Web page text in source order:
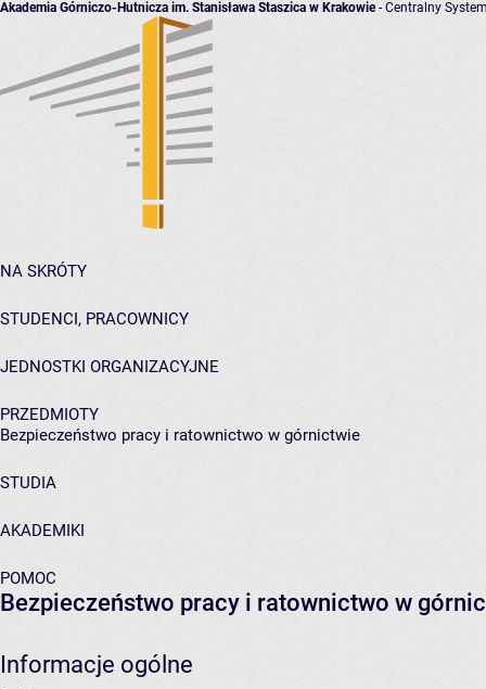
Akademia Górniczo-Hutnicza im. Stanisława Staszica w Krakowie- Centralny
NA SKRÓTY
STUDENCI, PRACOWNICY
JEDNOSTKI ORGANIZACYJNE
PRZEDMIOTY
Bezpieczeństwo pracy i ratownictwo w górnictwie
STUDIA
AKADEMIKI
POMOC
Bezpieczeństwo pracy i ratownictwo w
Informacje ogólne